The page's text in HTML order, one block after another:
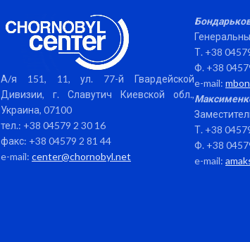
А/я 151, 11, ул. 77-й Гвардейской
Дивизии, г. Славутич Киевской обл.,
Украина, 07100
тел.: +38 04579 2 30 16
факс: +38 04579 2 81 44
e-mail: center@chornobyl.net
Т. +38
Ф. +38
e-mail:
Т. +38
Ф. +38
e-mail: